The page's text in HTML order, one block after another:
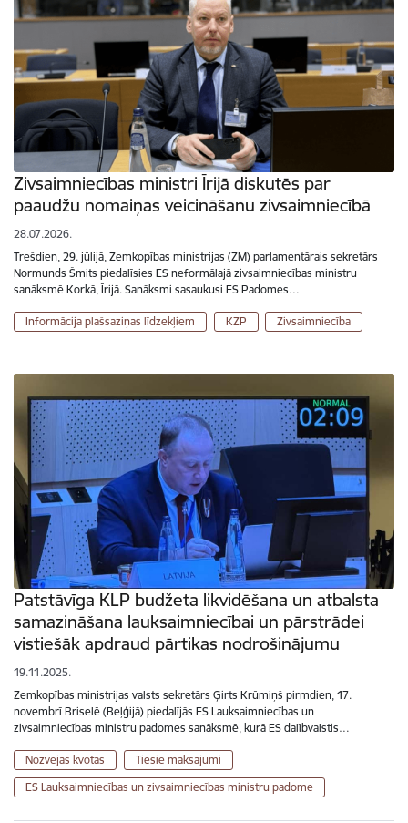
Zivsaimniecības ministri Īrijā diskutēs par
paaudžu nomaiņas veicināšanu zivsaimniecībā
28.07.2026.
Trešdien, 29. jūlijā, Zemkopības ministrijas (ZM) parlamentārais sekretārs
Normunds Šmits piedalīsies ES neformālajā zivsaimniecības ministru
sanāksmē Korkā, Īrijā. Sanāksmi sasaukusi ES Padomes…
Informācija plašsaziņas līdzekļiem KZP Zivsaimniecība
Patstāvīga KLP budžeta likvidēšana un atbalsta
samazināšana lauksaimniecībai un pārstrādei
vistiešāk apdraud pārtikas nodrošinājumu
19.11.2025.
Zemkopības ministrijas valsts sekretārs Ģirts Krūmiņš pirmdien, 17.
novembrī Briselē (Beļģijā) piedalījās ES Lauksaimniecības un
zivsaimniecības ministru padomes sanāksmē, kurā ES dalībvalstis…
Nozvejas kvotas
Tiešie maksājumi
ES Lauksaimniecības un zivsaimniecības ministru padome